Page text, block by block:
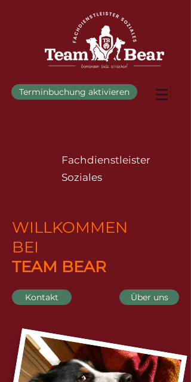
Terminbuchung aktivieren
Fachdienstleister
Soziales
WILLKOMMEN
BEI
TEAM BEAR
Kontakt Über uns